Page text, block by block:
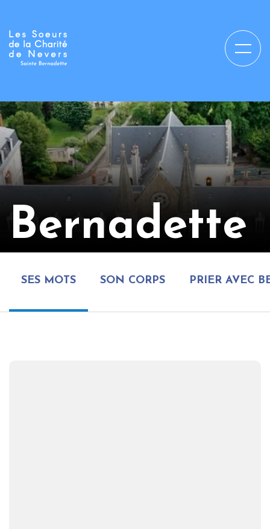
Bernadette
SES MOTS SON CORPS PRIER AVEC